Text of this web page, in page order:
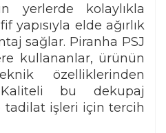
yerlerde kolaylıkla
yapısıyla elde ağırlık
sağlar. Piranha PSJ
kullananlar, ürünün
özelliklerinden
bu dekupaj
işleri için tercih